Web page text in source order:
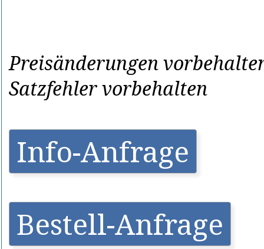
Preisänderungen
Satzfehler vorbehalten
Info-Anfrage
Bestell-Anfrage